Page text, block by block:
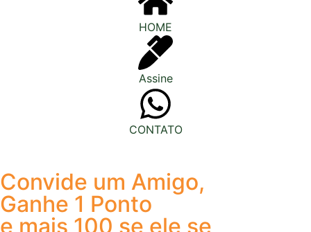
HOME
Assine
CONTATO
Convide um Amigo,
Ganhe 1 Ponto
e mais 100 se ele se